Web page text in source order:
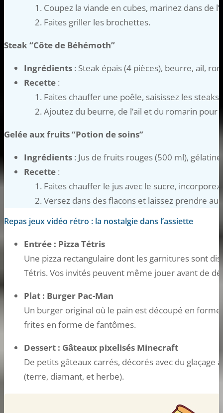
Coupez la viande en cubes, marinez dans de
Faites griller les brochettes.
Steak “Côte de Béhémoth”
Ingrédients : Steak épais (4 pièces), beurre, ail,
Recette :
Faites chauffer une poêle, saisissez les
Ajoutez du beurre, de l’ail et du romarin pour
Gelée aux fruits “Potion de soins”
Ingrédients : Jus de fruits rouges (500 ml),
Recette :
Faites chauffer le jus avec le sucre,
Versez dans des flacons et laissez prendre au
Repas jeux vidéo rétro : la nostalgie dans l’assiette
Entrée : Pizza Tétris
Une pizza rectangulaire dont les garnitures sont
Tétris. Vos invités peuvent même jouer avant de
Plat : Burger Pac-Man
Un burger original où le pain est découpé en forme
frites en forme de fantômes.
Dessert : Gâteaux pixelisés Minecraft
De petits gâteaux carrés, décorés avec du glaçage
(terre, diamant, et herbe).